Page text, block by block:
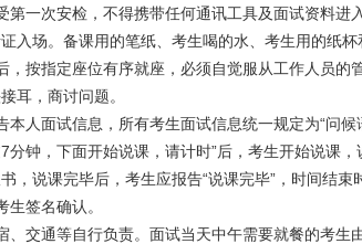
第一次安检，不得携带任何通讯工具及面试资料
入场。备课用的笔纸、考生喝的水、考生用的纸
，按指定座位有序就座，必须自觉服从工作人员
耳，商讨问题。
本人面试信息，所有考生面试信息统一规定为“问
分钟，下面开始说课，请计时”后，考生开始说课
，说课完毕后，考生应报告“说课完毕”，时间结束
签名确认。
、交通等自行负责。面试当天中午需要就餐的考生